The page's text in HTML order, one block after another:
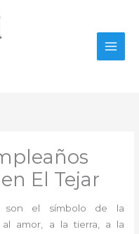
El Tejar
son el símbolo de la
al amor, a la tierra, a la